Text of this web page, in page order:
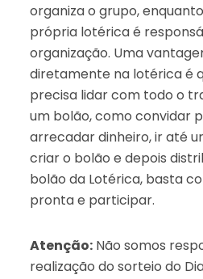
organiza o grupo,
própria lotérica é
organização. Uma
diretamente na lotérica é
precisa lidar com todo o
um bolão, como convidar
arrecadar dinheiro, ir até
criar o bolão e depois
bolão da Lotérica, basta
pronta e participar.
Atenção:Não somos
realização do sorteio do